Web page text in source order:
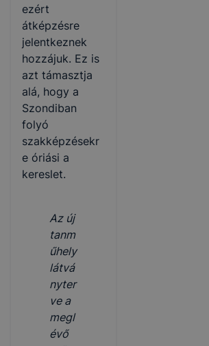
ezért
átképzésre
jelentkeznek
hozzájuk. Ez is
azt támasztja
alá, hogy a
Szondiban
folyó
szakképzésekr
e óriási a
kereslet.
Az új
tanm
űhely
látvá
nyter
ve a
megl
évő